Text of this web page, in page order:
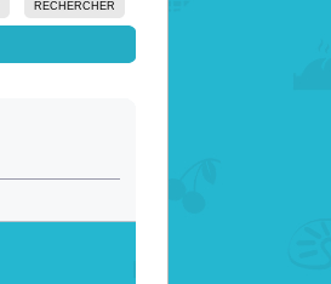
RECHERCHER